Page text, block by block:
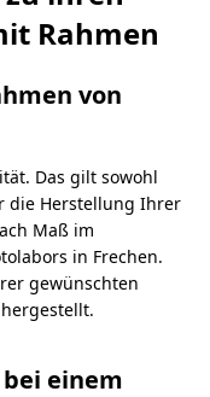
Rahmen
von
Das gilt sowohl
die Herstellung Ihrer
Maß im
in Frechen.
gewünschten
einem